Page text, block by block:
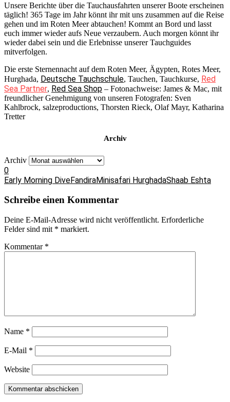
Unsere Berichte über die Tauchausfahrten unserer Boote erscheinen
täglich! 365 Tage im Jahr könnt ihr mit uns zusammen auf die Reise
gehen und im Roten Meer abtauchen! Kommt an Bord und lasst
euch immer wieder aufs Neue verzaubern. Auch morgen könnt ihr
wieder dabei sein und die Erlebnisse unserer Tauchguides
mitverfolgen.
Die erste Sternennacht auf dem Roten Meer, Ägypten, Rotes Meer,
Hurghada, Deutsche Tauchschule, Tauchen, Tauchkurse, Red
Sea Partner, Red Sea Shop – Fotonachweise: James & Mac, mit
freundlicher Genehmigung von unseren Fotografen: Sven
Kahlbrock, salzeproductions, Thorsten Rieck, Olaf Mayr, Katharina
Tretter
Archiv
Archiv
0
Early Morning DiveFandiraMinisafari HurghadaShaab Eshta
Schreibe einen Kommentar
Deine E-Mail-Adresse wird nicht veröffentlicht. Erforderliche
Felder sind mit * markiert.
Kommentar *
Name *
E-Mail *
Website